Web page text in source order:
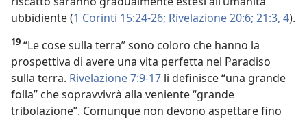
ubbidiente (1 Corinti 15:24-26; Rivelazione 20:6; 21:3, 4).
19 “Le cose sulla terra” sono coloro che hanno la
prospettiva di avere una vita perfetta nel Paradiso
sulla terra. Rivelazione 7:9-17 li definisce “una grande
folla” che sopravvivrà alla veniente “grande
tribolazione”. Comunque non devono aspettare fino